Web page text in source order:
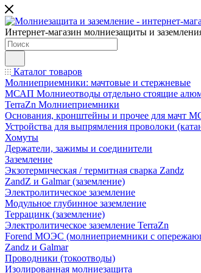
Интернет-магазин молниезащиты и
Каталог товаров
Молниеприемники: мачтовые и стержневые
МСАП Молниеотводы отдельно стоящие
TerraZn Молниеприемники
Основания, кронштейны и прочее для мачт
Устройства для выпрямления проволоки
Хомуты
Держатели, зажимы и соединители
Заземление
Экзотермическая / термитная сварка Zandz
ZandZ и Galmar (заземление)
Электролитическое заземление
Модульное глубинное заземление
Террацинк (заземление)
Электролитическое заземление TerraZn
Forend МОЭС (молниеприемники с
Zandz и Galmar
Проводники (токоотводы)
Изолированная молниезащита